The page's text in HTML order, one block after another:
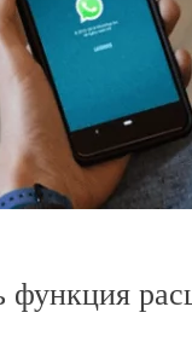
функция